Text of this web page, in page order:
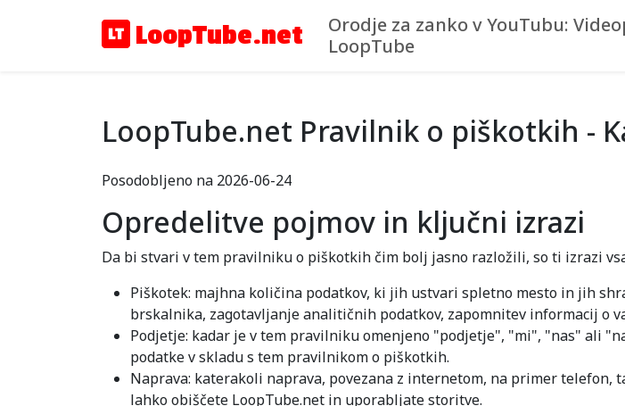
LoopTube.net
Orodje za zanko v YouTubu:
LoopTube
LoopTube.net Pravilnik o piškotkih -
Posodobljeno na 2026-06-24
Opredelitve pojmov in ključni izrazi
Da bi stvari v tem pravilniku o piškotkih čim bolj jasno razložili, so ti izrazi
Piškotek: majhna količina podatkov, ki jih ustvari spletno mesto in jih
brskalnika, zagotavljanje analitičnih podatkov, zapomnitev informacij o
Podjetje: kadar je v tem pravilniku omenjeno "podjetje", "mi", "nas" ali
podatke v skladu s tem pravilnikom o piškotkih.
Naprava: katerakoli naprava, povezana z internetom, na primer
lahko obiščete LoopTube.net in uporabljate storitve.